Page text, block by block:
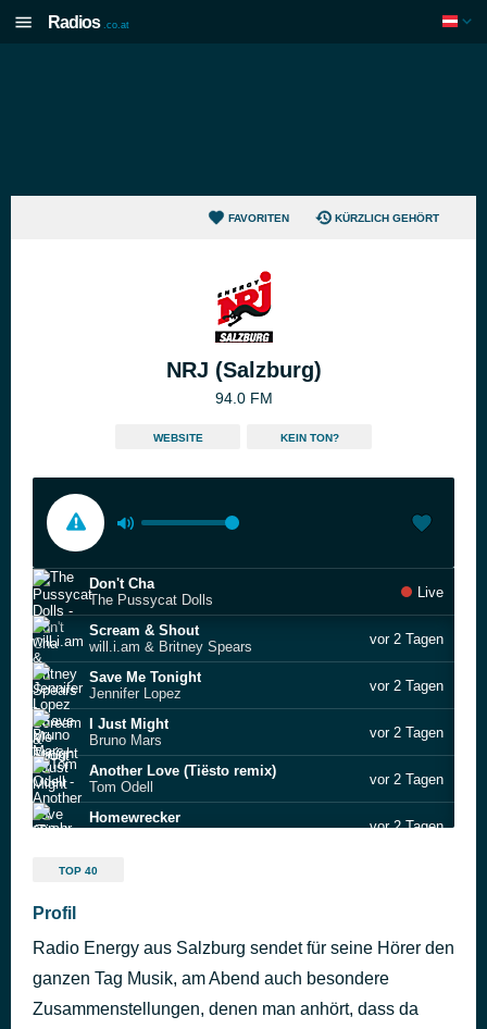
Radios .co.at
FAVORITEN KÜRZLICH GEHÖRT
NRJ (Salzburg)
94.0 FM
WEBSITE KEIN TON?
Don't Cha
The Pussycat Dolls
Live
Scream & Shout
will.i.am & Britney Spears
vor 2 Tagen
Save Me Tonight
Jennifer Lopez
vor 2 Tagen
I Just Might
Bruno Mars
vor 2 Tagen
Another Love (Tiësto remix)
Tom Odell
vor 2 Tagen
Homewrecker
vor 2 Tagen
Sweet Escape
Sapphire
Ed Sheeran
Diamonds
vor 2 Tagen
TOP 40
Profil
Radio Energy aus Salzburg sendet für seine Hörer den
ganzen Tag Musik, am Abend auch besondere
Zusammenstellungen, denen man anhört, dass da